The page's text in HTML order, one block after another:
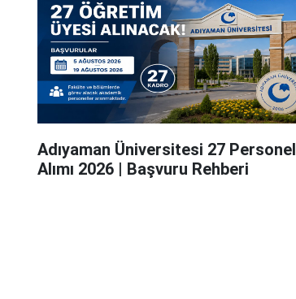
Adıyaman Üniversitesi 27 Personel
Alımı 2026 | Başvuru Rehberi